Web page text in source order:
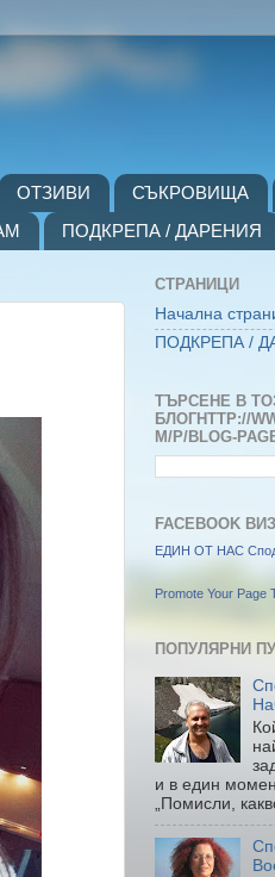
ОТЗИВИ СЪКРОВИЩА
ПОДКРЕПА / ДАРЕНИЯ
СТРАНИЦИ
Начална
ПОДКРЕПА /
ТЪРСЕНЕ В
БЛОГHTTP://
M/P/BLOG-
FACEBOOK
ЕДИН ОТ НАС
Promote Your Page
ПОПУЛЯРНИ
и в един
„Помисли,